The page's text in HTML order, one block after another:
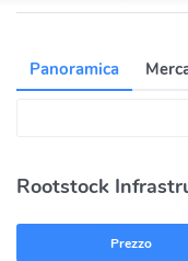
Panoramica
Rootstock
Prezzo